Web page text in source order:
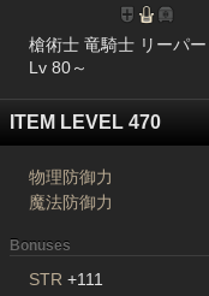
槍術士 竜騎士 リーパー
Lv 80～
ITEM LEVEL 470
物理防御力
魔法防御力
Bonuses
STR +111